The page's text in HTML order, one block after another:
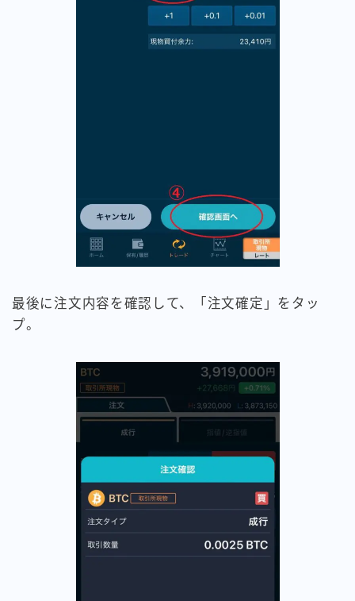
最後に注文内容を確認して、「注文確定」をタッ
プ。